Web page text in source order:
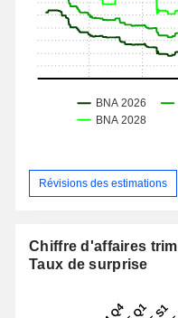
Révisions des estimations
Chiffre d'affaires
Taux de surprise